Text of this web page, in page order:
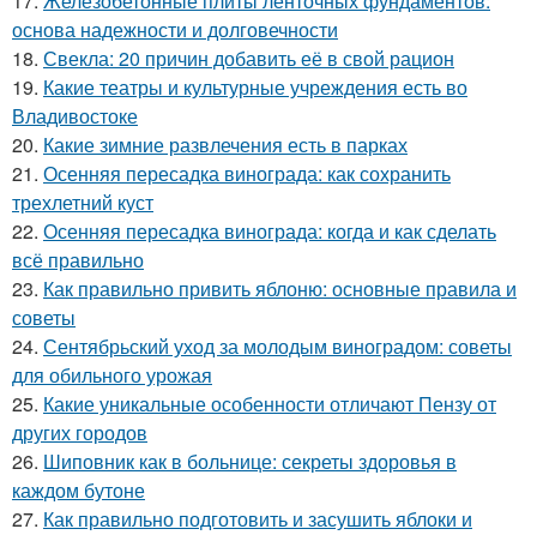
основа надежности и долговечности
18. Свекла: 20 причин добавить её в свой рацион
19. Какие театры и культурные учреждения есть во
Владивостоке
20. Какие зимние развлечения есть в парках
21. Осенняя пересадка винограда: как сохранить
трехлетний куст
22. Осенняя пересадка винограда: когда и как сделать
всё правильно
23. Как правильно привить яблоню: основные правила и
советы
24. Сентябрьский уход за молодым виноградом: советы
для обильного урожая
25. Какие уникальные особенности отличают Пензу от
других городов
26. Шиповник как в больнице: секреты здоровья в
каждом бутоне
27. Как правильно подготовить и засушить яблоки и